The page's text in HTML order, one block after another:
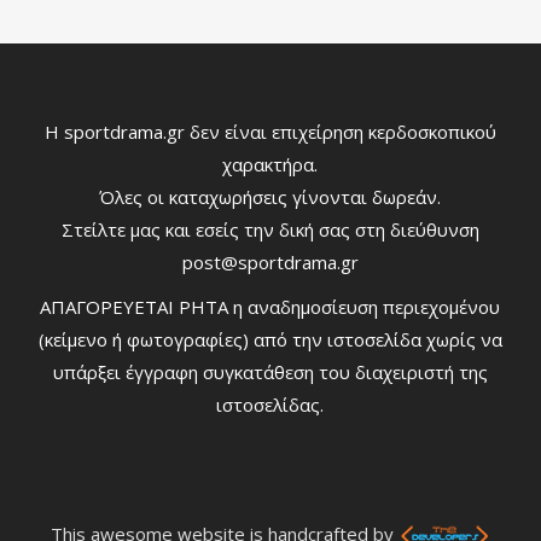
Η sportdrama.gr δεν είναι επιχείρηση κερδοσκοπικού
χαρακτήρα.
Όλες οι καταχωρήσεις γίνονται δωρεάν.
Στείλτε μας και εσείς την δική σας στη διεύθυνση
post@sportdrama.gr
ΑΠΑΓΟΡΕΥΕΤΑΙ ΡΗΤΑ η αναδημοσίευση περιεχομένου
(κείμενο ή φωτογραφίες) από την ιστοσελίδα χωρίς να
υπάρξει έγγραφη συγκατάθεση του διαχειριστή της
ιστοσελίδας.
This awesome website is handcrafted by